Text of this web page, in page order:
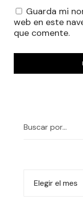
Guarda mi
web en este
que comente.